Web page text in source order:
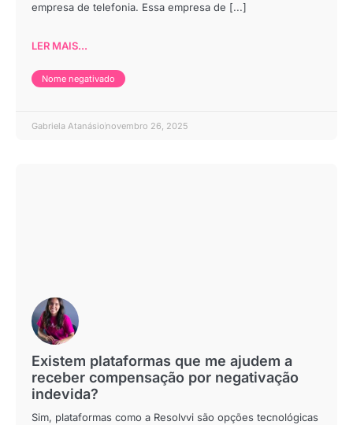
empresa de telefonia. Essa empresa de [...]
LER MAIS...
Nome negativado
Gabriela Atanásio novembro 26, 2025
Existem plataformas que me ajudem a
receber compensação por negativação
indevida?
Sim, plataformas como a Resolvvi são opções tecnológicas